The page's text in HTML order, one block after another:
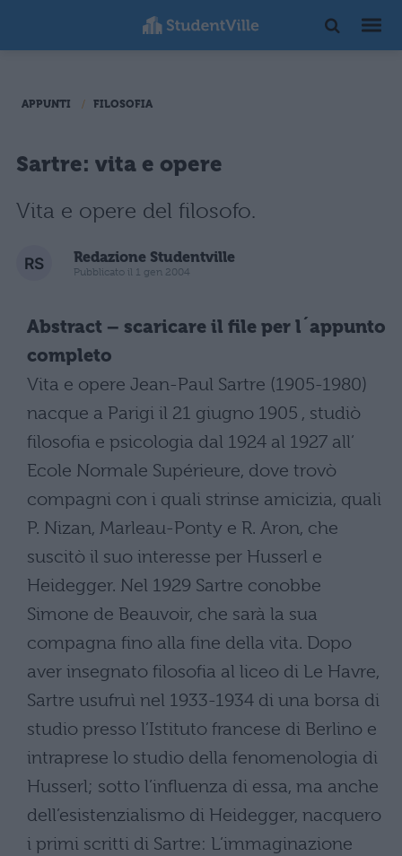
APPUNTI FILOSOFIA
Sartre: vita e opere
Vita e opere del filosofo.
Redazione Studentville
Pubblicato il 1 gen 2004
Abstract – scaricare il file per l´appunto
completo
Vita e opere Jean-Paul Sartre (1905-1980)
nacque a Parigi il 21 giugno 1905 , studiò
filosofia e psicologia dal 1924 al 1927 all’
Ecole Normale Supérieure, dove trovò
compagni con i quali strinse amicizia, quali
P. Nizan, Marleau-Ponty e R. Aron, che
suscitò il suo interesse per Husserl e
Heidegger. Nel 1929 Sartre conobbe
Simone de Beauvoir, che sarà la sua
compagna fino alla fine della vita. Dopo
aver insegnato filosofia al liceo di Le Havre,
Sartre usufruì nel 1933-1934 di una borsa di
studio presso l’Istituto francese di Berlino e
intraprese lo studio della fenomenologia di
Husserl; sotto l’influenza di essa, ma anche
dell’esistenzialismo di Heidegger, nacquero
i primi scritti di Sartre: L’immaginazione